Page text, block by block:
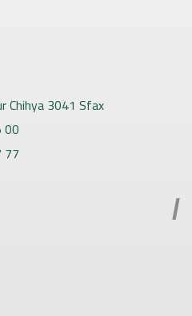
Chihya 3041 Sfax
00
77
/